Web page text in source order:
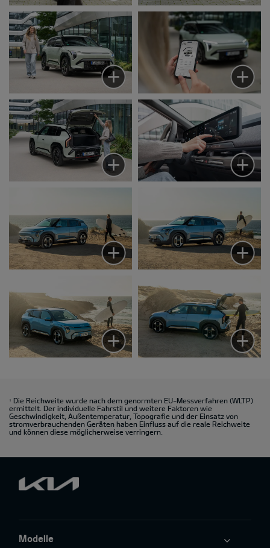
1
Die Reichweite wurde nach dem genormten EU-Messverfahren (WLTP)
ermittelt. Der individuelle Fahrstil und weitere Faktoren wie
Geschwindigkeit, Außentemperatur, Topografie und der Einsatz von
stromverbrauchenden Geräten haben Einfluss auf die reale Reichweite
und können diese möglicherweise verringern.
Modelle